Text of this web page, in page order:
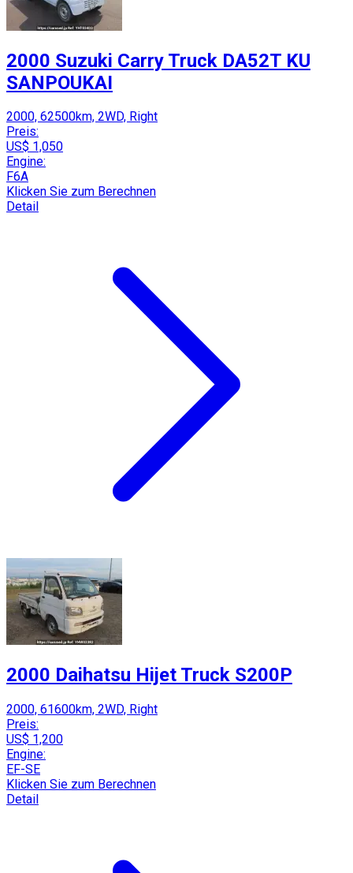
2000 Suzuki Carry Truck DA52T KU
SANPOUKAI
2000, 62500km, 2WD, Right
Preis:
US$ 1,050
Engine:
F6A
Klicken Sie zum Berechnen
Detail
2000 Daihatsu Hijet Truck S200P
2000, 61600km, 2WD, Right
Preis:
US$ 1,200
Engine:
EF-SE
Klicken Sie zum Berechnen
Detail